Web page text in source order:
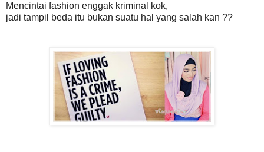
Mencintai fashion enggak kriminal kok,
jadi tampil beda itu bukan suatu hal yang salah kan ??